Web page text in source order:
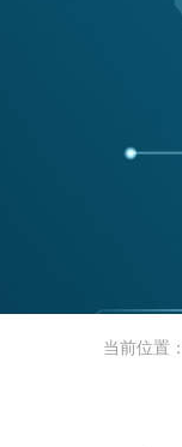
当前位置：